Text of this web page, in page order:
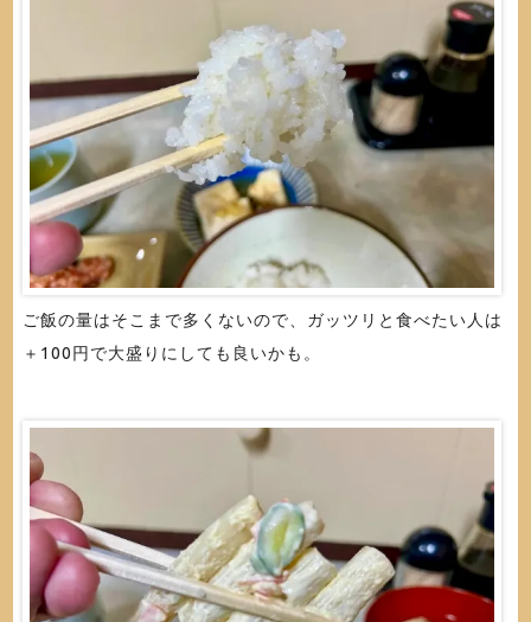
ご飯の量はそこまで多くないので、ガッツリと食べたい人は
＋100円で大盛りにしても良いかも。